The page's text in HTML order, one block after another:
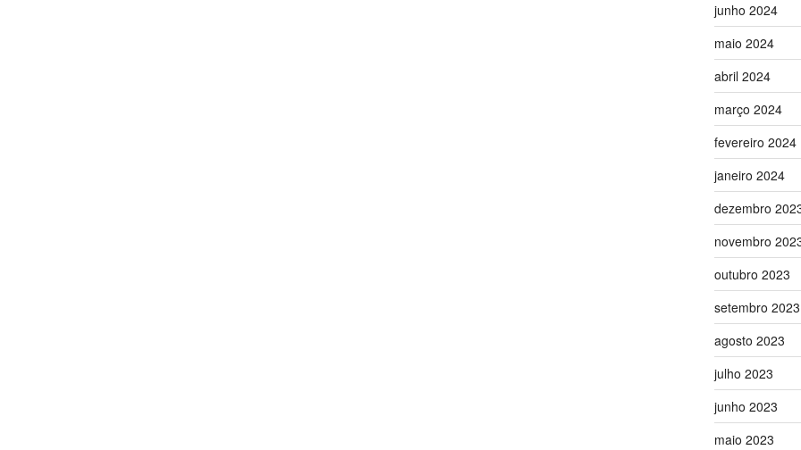
junho 2024
maio 2024
abril 2024
março 2024
fevereiro 2024
janeiro 2024
dezembro
novembro
outubro 2023
setembro 2023
agosto 2023
julho 2023
junho 2023
maio 2023